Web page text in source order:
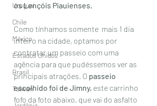
Uruguai
Chile
México
Estados Unidos
Brasil
Taiwan
os Lençóis Piauienses.
Como tínhamos somente  mais 1 dia
inteiro na cidade, optamos por
contratar um passeio com uma
agência para que pudéssemos ver as
principais atrações. O passeio
escolhido foi de Jimny, este carrinho
fofo da foto abaixo, que vai do asfalto